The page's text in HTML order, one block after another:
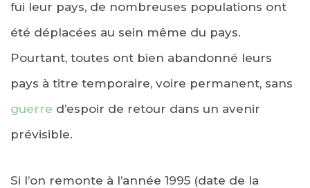
fui leur pays, de nombreuses populations ont
été déplacées au sein même du pays.
Pourtant, toutes ont bien abandonné leurs
pays à titre temporaire, voire permanent, sans
guerre d’espoir de retour dans un avenir
prévisible.
Si l’on remonte à l’année 1995 (date de la